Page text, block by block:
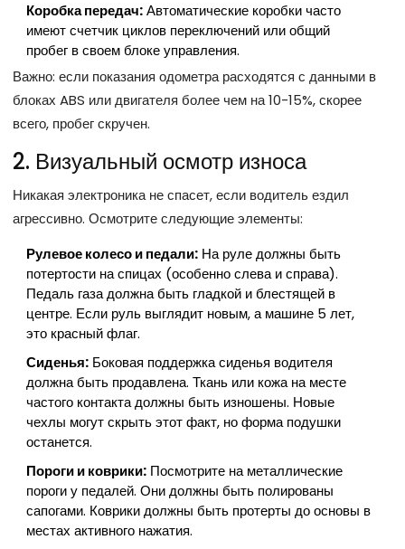
Коробка передач:Автоматические коробки часто
имеют счетчик циклов переключений или общий
пробег в своем блоке управления.
Важно: если показания одометра расходятся с данными в
блоках ABS или двигателя более чем на 10-15%, скорее
всего, пробег скручен.
2. Визуальный осмотр износа
Никакая электроника не спасет, если водитель ездил
агрессивно. Осмотрите следующие элементы:
Рулевое колесо и педали: На руле должны быть
потертости на спицах (особенно слева и справа).
Педаль газа должна быть гладкой и блестящей в
центре. Если руль выглядит новым, а машине 5 лет,
это красный флаг.
Сиденья: Боковая поддержка сиденья водителя
должна быть продавлена. Ткань или кожа на месте
частого контакта должны быть изношены. Новые
чехлы могут скрыть этот факт, но форма подушки
останется.
Пороги и коврики: Посмотрите на металлические
пороги у педалей. Они должны быть полированы
сапогами. Коврики должны быть протерты до основы в
местах активного нажатия.